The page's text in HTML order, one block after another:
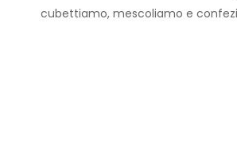
cubettiamo, mescoliamo e